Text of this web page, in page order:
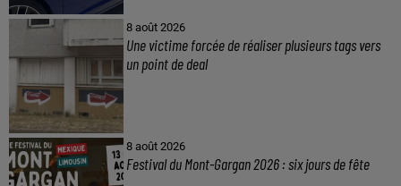
8 août 2026
Une victime forcée de réaliser plusieurs tags vers
un point de deal
8 août 2026
Festival du Mont-Gargan 2026 : six jours de fête